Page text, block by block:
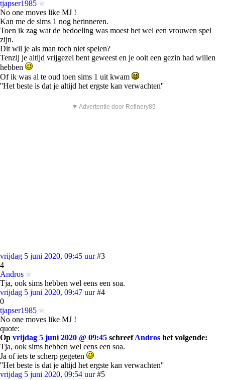
tjapser1985
No one moves like MJ !
Kan me de sims 1 nog herinneren.
Toen ik zag wat de bedoeling was moest het wel een vrouwen spel
zijn.
Dit wil je als man toch niet spelen?
Tenzij je altijd vrijgezel bent geweest en je ooit een gezin had willen
hebben
Of ik was al te oud toen sims 1 uit kwam
''Het beste is dat je altijd het ergste kan verwachten''
▼ Advertentie door Refinery89
vrijdag 5 juni 2020, 09:45 uur #3
4
Andros
Tja, ook sims hebben wel eens een soa.
vrijdag 5 juni 2020, 09:47 uur #4
0
tjapser1985
No one moves like MJ !
quote:
Op vrijdag 5 juni 2020 @ 09:45 schreefAndros het volgende:
Tja, ook sims hebben wel eens een soa.
Ja of iets te scherp gegeten
''Het beste is dat je altijd het ergste kan verwachten''
vrijdag 5 juni 2020, 09:54 uur #5